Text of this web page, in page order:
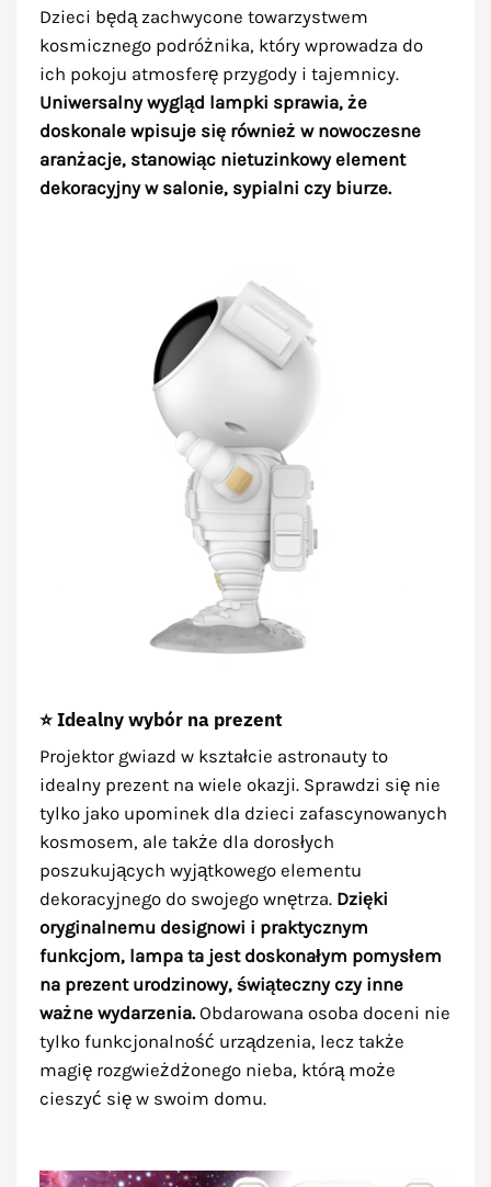
Dzieci będą zachwycone towarzystwem
kosmicznego podróżnika, który wprowadza do
ich pokoju atmosferę przygody i tajemnicy.
Uniwersalny wygląd lampki sprawia, że
doskonale wpisuje się również w nowoczesne
aranżacje, stanowiąc nietuzinkowy element
dekoracyjny w salonie, sypialni czy biurze.
⭐ Idealny wybór na prezent
Projektor gwiazd w kształcie astronauty to
idealny prezent na wiele okazji. Sprawdzi się nie
tylko jako upominek dla dzieci zafascynowanych
kosmosem, ale także dla dorosłych
poszukujących wyjątkowego elementu
dekoracyjnego do swojego wnętrza. Dzięki
oryginalnemu designowi i praktycznym
funkcjom, lampa ta jest doskonałym pomysłem
na prezent urodzinowy, świąteczny czy inne
ważne wydarzenia.Obdarowana osoba doceni nie
tylko funkcjonalność urządzenia, lecz także
magię rozgwieżdżonego nieba, którą może
cieszyć się w swoim domu.